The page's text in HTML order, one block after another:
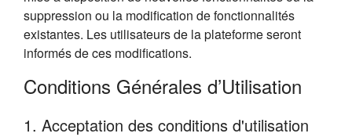
suppression ou la modification de fonctionnalités
existantes. Les utilisateurs de la plateforme seront
informés de ces modifications.
Conditions Générales d’Utilisation
1. Acceptation des conditions d'utilisation